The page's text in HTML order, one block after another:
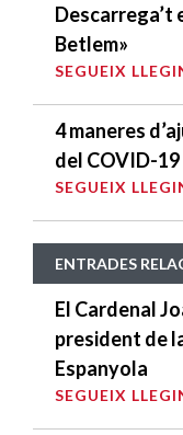
Descarrega’t
Betlem»
SEGUEIX
4 maneres
del COVID-19
SEGUEIX
ENTRADES
El Cardenal
president de
Espanyola
SEGUEIX